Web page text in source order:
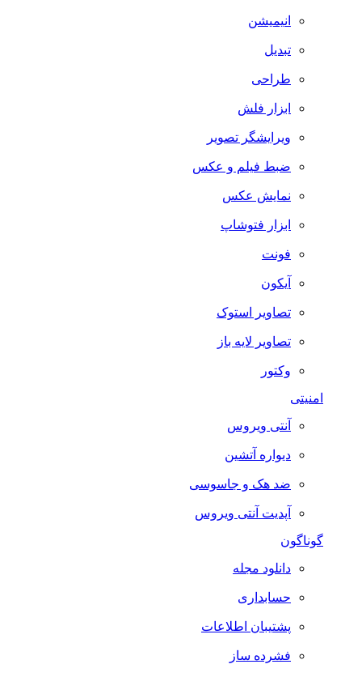
انیمیشن
تبدیل
طراحی
ابزار فلش
ویرایشگر تصویر
ضبط فيلم و عكس
نمایش عکس
ابزار فتوشاپ
فونت
آیکون
تصاویر استوک
تصاویر لایه باز
وکتور
امنیتی
آنتی ویروس
دیواره آتشین
ضد هک و جاسوسی
آپدیت آنتی ویروس
گوناگون
دانلود مجله
حسابداری
پشتیبان اطلاعات
فشرده ساز